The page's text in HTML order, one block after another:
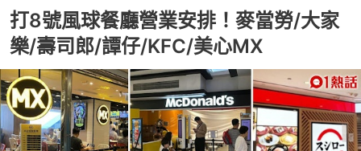
打8號風球餐廳營業安排！麥當勞/大家
樂/壽司郎/譚仔/KFC/美心MX